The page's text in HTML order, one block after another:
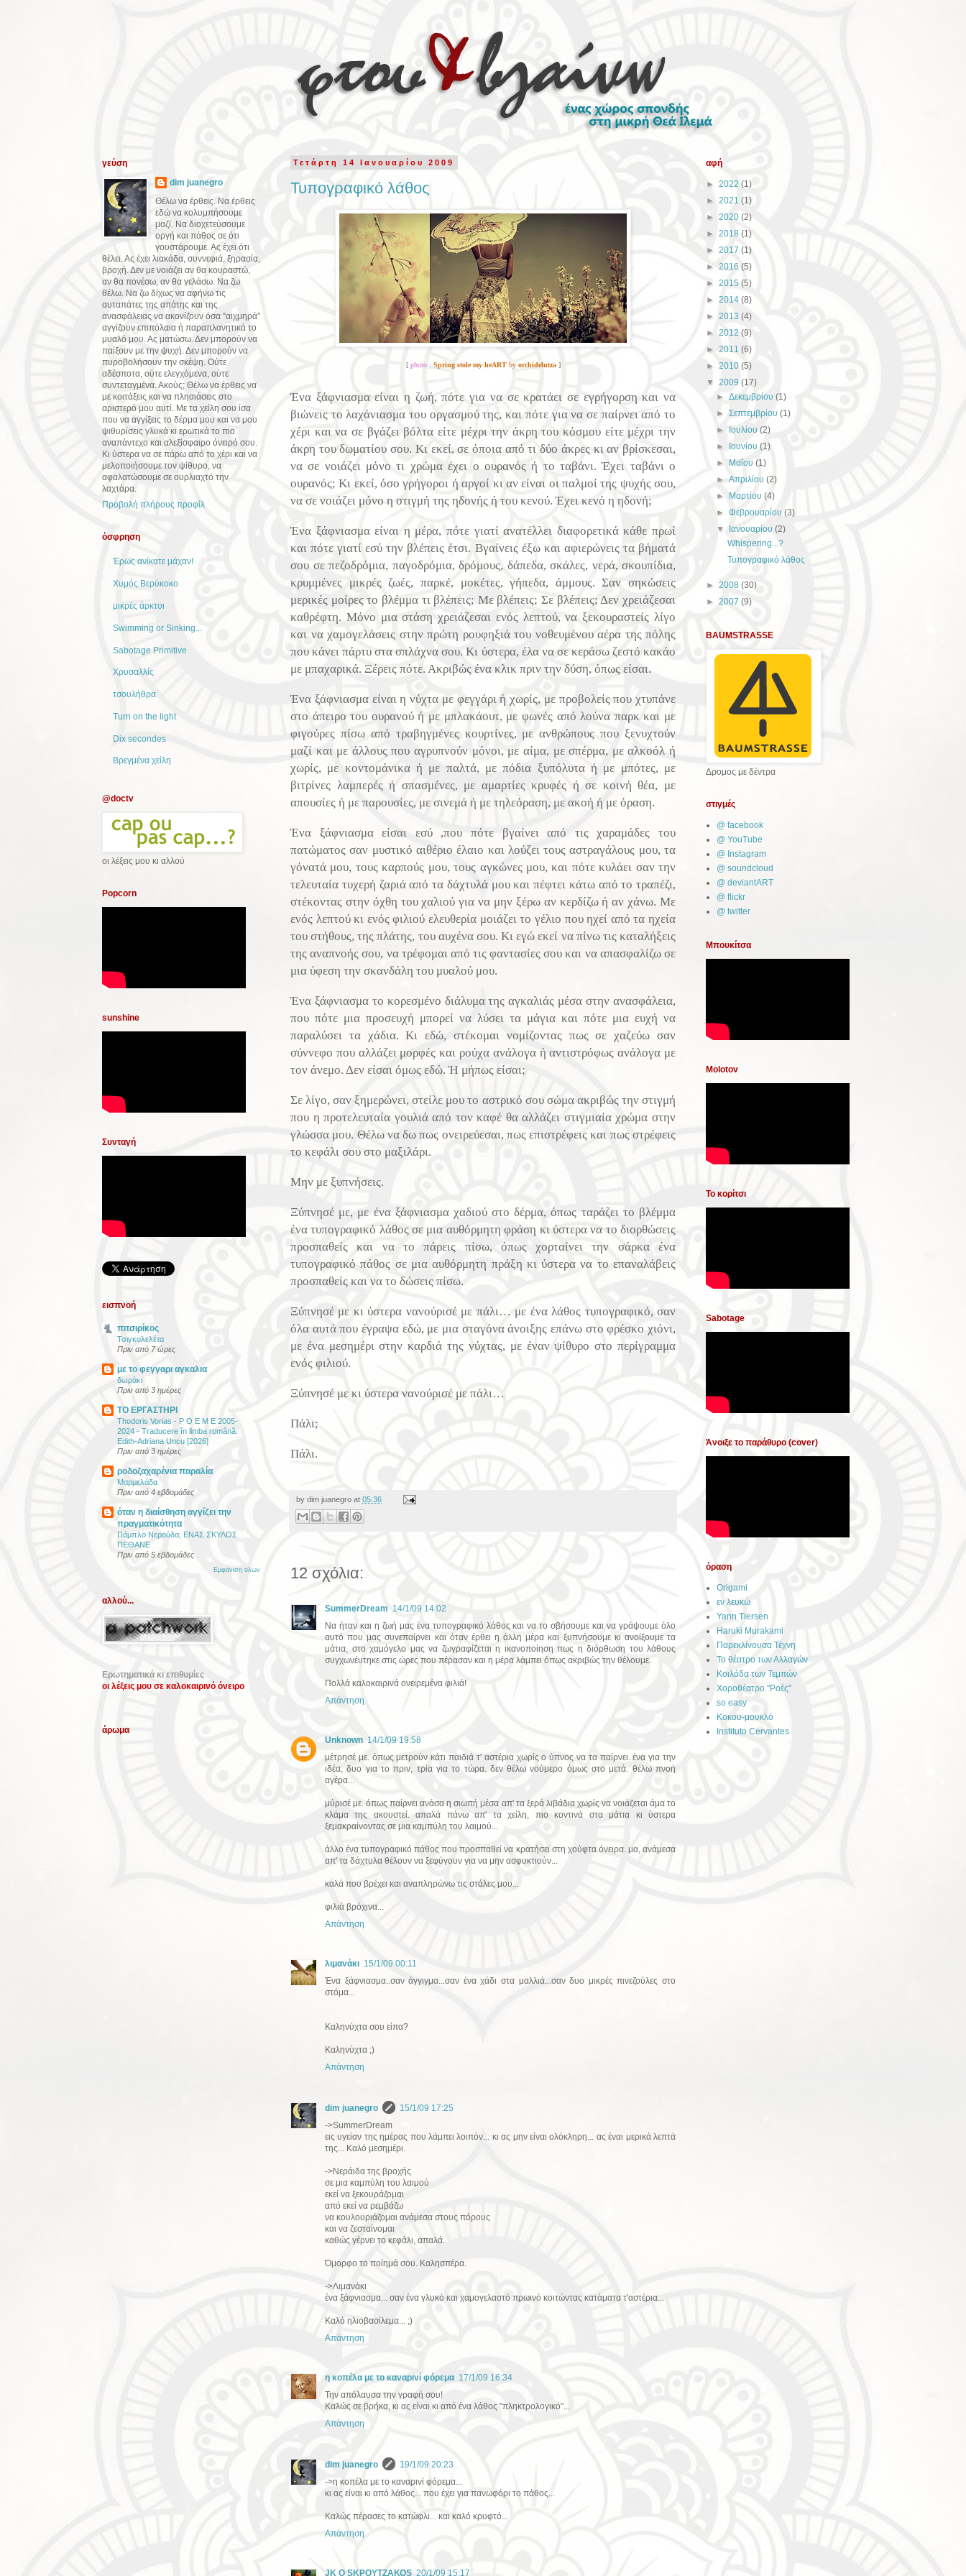
Τετάρτη 14 Ιανουαρίου 2009
Τυπογραφικό λάθος
[ photo: Spring stole my heARTby orchidelutza]
Ένα ξάφνιασμα είναι η ζωή, πότε για να σε κρατάει σε εγρήγορση και να
βιώνεις το λαχάνιασμα του οργασμού της, και πότε για να σε παίρνει από το
χέρι και να σε βγάζει βόλτα είτε μέχρι την άκρη του κόσμου είτε μέχρι την
άκρη του δωματίου σου. Κι εκεί, σε όποια από τι δύο άκρες κι αν βρίσκεσαι,
να σε νοιάζει μόνο τι χρώμα έχει ο ουρανός ή το ταβάνι. Έχει ταβάνι ο
ουρανός; Κι εκεί, όσο γρήγοροι ή αργοί κι αν είναι οι παλμοί της ψυχής σου,
να σε νοιάζει μόνο η στιγμή της ηδονής ή του κενού. Έχει κενό η ηδονή;
Ένα ξάφνιασμα είναι η μέρα, πότε γιατί ανατέλλει διαφορετικά κάθε πρωί
και πότε γιατί εσύ την βλέπεις έτσι. Βγαίνεις έξω και αφιερώνεις τα βήματά
σου σε πεζοδρόμια, παγοδρόμια, δρόμους, δάπεδα, σκάλες, νερά, σκουπίδια,
κρυμμένες μικρές ζωές, παρκέ, μοκέτες, γήπεδα, άμμους. Σαν σηκώσεις
μερικές μοίρες το βλέμμα τι βλέπεις; Με βλέπεις; Σε βλέπεις; Δεν χρειάζεσαι
καθρέφτη. Μόνο μια στάση χρειάζεσαι ενός λεπτού, να ξεκουραστείς λίγο
και να χαμογελάσεις στην πρώτη ρουφηξιά του νοθευμένου αέρα της πόλης
που κάνει πάρτυ στα σπλάχνα σου. Κι ύστερα, έλα να σε κεράσω ζεστό κακάο
με μπαχαρικά. Ξέρεις πότε. Ακριβώς ένα κλικ πριν την δύση, όπως είσαι.
Ένα ξάφνιασμα είναι η νύχτα με φεγγάρι ή χωρίς, με προβολείς που χτυπάνε
στο άπειρο του ουρανού ή με μπλακάουτ, με φωνές από λούνα παρκ και με
φιγούρες πίσω από τραβηγμένες κουρτίνες, με ανθρώπους που ξενυχτούν
μαζί και με άλλους που αγρυπνούν μόνοι, με αίμα, με σπέρμα, με αλκοόλ ή
χωρίς, με κοντομάνικα ή με παλτά, με πόδια ξυπόλυτα ή με μπότες, με
βιτρίνες λαμπερές ή σπασμένες, με αμαρτίες κρυφές ή σε κοινή θέα, με
απουσίες ή με παρουσίες, με σινεμά ή με τηλεόραση, με ακοή ή με όραση.
Ένα ξάφνιασμα είσαι εσύ ,που πότε βγαίνει από τις χαραμάδες του
πατώματος σαν μυστικό αιθέριο έλαιο και λούζει τους αστραγάλους μου, τα
γόνατά μου, τους καρπούς μου, τους αγκώνες μου, και πότε κυλάει σαν την
τελευταία τυχερή ζαριά από τα δάχτυλά μου και πέφτει κάτω από το τραπέζι,
στέκοντας στην όχθη του χαλιού για να μην ξέρω αν κερδίζω ή αν χάνω. Με
ενός λεπτού κι ενός φιλιού ελευθερία μοιάζει το γέλιο που ηχεί από τα ηχεία
του στήθους, της πλάτης, του αυχένα σου. Κι εγώ εκεί να πίνω τις καταλήξεις
της αναπνοής σου, να τρέφομαι από τις φαντασίες σου και να απασφαλίζω σε
μια ύφεση την σκανδάλη του μυαλού μου.
Ένα ξάφνιασμα το κορεσμένο διάλυμα της αγκαλιάς μέσα στην ανασφάλεια,
που πότε μια προσευχή μπορεί να λύσει τα μάγια και πότε μια ευχή να
παραλύσει τα χάδια. Κι εδώ, στέκομαι νομίζοντας πως σε χαζεύω σαν
σύννεφο που αλλάζει μορφές και ρούχα ανάλογα ή αντιστρόφως ανάλογα με
τον άνεμο. Δεν είσαι όμως εδώ. Ή μήπως είσαι;
Σε λίγο, σαν ξημερώνει, στείλε μου το αστρικό σου σώμα ακριβώς την στιγμή
που η προτελευταία γουλιά από τον καφέ θα αλλάζει στιγμιαία χρώμα στην
γλώσσα μου. Θέλω να δω πως ονειρεύεσαι, πως επιστρέφεις και πως στρέφεις
το κεφάλι σου στο μαξιλάρι.
Μην με ξυπνήσεις.
Ξύπνησέ με, με ένα ξάφνιασμα χαδιού στο δέρμα, όπως ταράζει το βλέμμα
ένα τυπογραφικό λάθος σε μια αυθόρμητη φράση κι ύστερα να το διορθώσεις
προσπαθείς και να το πάρεις πίσω, όπως χορταίνει την σάρκα ένα
τυπογραφικό πάθος σε μια αυθόρμητη πράξη κι ύστερα να το επαναλάβεις
προσπαθείς και να το δώσεις πίσω.
Ξύπνησέ με κι ύστερα νανούρισέ με πάλι… με ένα λάθος τυπογραφικό, σαν
όλα αυτά που έγραψα εδώ, με μια σταγόνα άνοιξης επάνω στο φρέσκο χιόνι,
με ένα μεσημέρι στην καρδιά της νύχτας, με έναν ψίθυρο στο περίγραμμα
ενός φιλιού.
Ξύπνησέ με κι ύστερα νανούρισέ με πάλι…
Πάλι;
Πάλι.
by dim juanegro at 05:36
12 σχόλια:
SummerDream 14/1/09 14:02
Να ήταν και η ζωή μας ένα τυπογραφικό λάθος και να το σβήσουμε και να γράψουμε όλο
αυτό που μας συνεπαίρνει και όταν έρθει η άλλη μέρα και ξυπνήσουμε κι ανοίξουμε τα
μάτια, στο χαμόγελο μας να ζωγραφίζεται η ικανοποίηση πως η διόρθωση του λάθους
συγχωνέυτηκε στις ώρες που πέρασαν και η μέρα λάμπει όπως ακριβώς την θέλουμε.
Πολλά καλοκαιρινά ονειρεμένα φιλιά!
Απάντηση
Unknown 14/1/09 19:58
μέτρησέ με. όπως μετρούν κάτι παιδιά τ' αστέρια χωρίς ο ύπνος να τα παίρνει. ένα για την
ιδέα, δυο για το πριν, τρία για το τώρα. δεν θέλω νούμερο όμως στο μετά. θέλω πνοή
αγέρα...
μύρισέ με. όπως παίρνει ανάσα η σιωπή μέσα απ' τα ξερά λιβάδια χωρίς να νοιάζεται άμα το
κλάμα της ακουστεί. απαλά πάνω απ' τα χείλη, πιο κοντινά στα μάτια κι ύστερα
ξεμακραίνοντας σε μια καμπύλη του λαιμού...
άλλο ένα τυπογραφικό πάθος που προσπαθεί να κρατήσει στη χούφτα όνειρα. μα, ανάμεσα
απ' τα δάχτυλα θέλουν να ξεφύγουν για να μην ασφυκτιούν...
καλά που βρέχει και αναπληρώνω τις στάλες μου...
φιλιά βρόχινα...
Απάντηση
λιμανάκι 15/1/09 00:11
Ένα ξάφνιασμα..σαν άγγιγμα...σαν ένα χάδι στα μαλλιά...σαν δυο μικρές πινεζούλες στο
στόμα...
Καληνύχτα σου είπα?
Καληνύχτα ;)
Απάντηση
dim juanegro
15/1/09 17:25
->SummerDream
εις υγείαν της ημέρας που λάμπει λοιπόν... κι ας μην είναι ολόκληρη... ας έναι μερικά λεπτά
της... Καλό μεσημέρι.
->Νεράιδα της βροχής
σε μια καμπύλη του λαιμού
εκεί να ξεκουράζομαι
από εκεί να ρεμβάζω
να κουλουριάζομαι ανάμεσα στους πόρους
και να ζεσταίνομαι
καθώς γέρνει το κεφάλι, απαλά.
Όμορφο το ποίημά σου. Καλησπέρα.
->Λιμανάκι
ένα ξάφνιασμα... σαν ένα γλυκό και χαμογελαστό πρωινό κοιτώντας κατάματα τ'αστέρια...
Καλό ηλιοβασίλεμα... ;)
Απάντηση
η κοπέλα με το καναρινί φόρεμα 17/1/09 16:34
Την απόλαυσα την γραφή σου!
Καλώς σε βρήκα, κι ας είναι κι από ένα λάθος "πληκτρολογικό"...
Απάντηση
dim juanegro
19/1/09 20:23
->η κοπέλα με το καναρινί φόρεμα...
κι ας είναι κι από λάθος... που έχει για πανωφόρι το πάθος...
Καλώς πέρασες το κατώφλι... και καλό κρυφτό...
Απάντηση
JK O SΚΡΟΥΤΖΑΚΟS 20/1/09 15:17
γεύση
dim juanegro
Θέλω να έρθεις. Να έρθεις
εδώ να κολυμπήσουμε
μαζί. Να διοχετεύσουμε
οργή και πάθος σε ότι
γουστάρουμε. Ας έχει ότι
θέλει. Ας έχει λιακάδα, συννεφιά, ξηρασία,
βροχή. Δεν με νοιάζει αν θα κουραστώ,
αν θα πονέσω, αν θα γελάσω. Να ζω
θέλω. Να ζω δίχως να αφήνω τις
αυταπάτες της απάτης και της
ανασφάλειας να ακονίζουν όσα “αιχμηρά”
αγγίζουν επιπόλαια ή παραπλανητικά το
μυαλό μου. Ας ματώσω. Δεν μπορούν να
παίξουν με την ψυχή. Δεν μπορούν να
πυροβολήσουν την σκέψη. Ούτε
αδέσποτα, ούτε ελεγχόμενα, ούτε
συντεταγμένα. Ακούς; Θέλω να έρθεις να
με κοιτάξεις και να πλησιάσεις στο
αριστερό μου αυτί. Με τα χείλη σου ίσα
που να αγγίξεις το δέρμα μου και να μου
ψιθυρίσεις γλυκά κι ερωτικά το πιο
αναπάντεχο και αλεξίσφαιρο όνειρό σου.
Κι ύστερα να σε πάρω από το χέρι και να
μελοποιήσουμε τον ψίθυρο, να
αφαλατώσουμε σε ουρλιαχτό την
λαχτάρα.
Προβολή πλήρους προφίλ
όσφρηση
Έρως ανίκατε μάχαν!
Χυμός Βερύκοκο
μικρές άρκτοι
Swimming or Sinking...
Sabotage Primitive
Χρυσαλλίς
τσουλήθρα
Turn on the light
Dix secondes
Βρεγμένα χείλη
@doctv
οι λέξεις μου κι αλλού
Popcorn
sunshine
Συνταγή
εισπνοή
πιτσιρίκος
Τσιγκολελέτα
Πριν από 7 ώρες
με το φεγγαρι αγκαλια
δωράκι
Πριν από 3 ημέρες
ΤΟ ΕΡΓΑΣΤΗΡΙ
Thodoris Vorias - P O E M E 2005-
2024 - Traducere în limba română:
Edith-Adriana Uncu [2026]
Πριν από 3 ημέρες
ροδοζαχαρένια παραλία
Μαρμελάδα
Πριν από 4 εβδομάδες
όταν η διαίσθηση αγγίζει την
πραγματικότητα
Πάμπλο Νερούδα, ΕΝΑΣ ΣΚΥΛΟΣ
ΠΕΘΑΝΕ
Πριν από 5 εβδομάδες
Εμφάνιση όλων
αλλού...
Ερωτηματικά κι επιθυμίες
οι λέξεις μου σε καλοκαιρινό όνειρο
άρωμα
αφή
► 2022 (1)
► 2021 (1)
► 2020 (2)
► 2018 (1)
► 2017 (1)
► 2016 (5)
► 2015 (5)
► 2014 (8)
► 2013 (4)
► 2012 (9)
► 2011 (6)
► 2010 (5)
▼ 2009 (17)
►Δεκεμβρίου(1)
►Σεπτεμβρίου(1)
►
Ιουλίου(2)
►
Ιουνίου(1)
►
Μαΐου(1)
►Απριλίου(2)
►
Μαρτίου(4)
►Φεβρουαρίου(3)
▼
Ιανουαρίου(2)
Whispering...?
Τυπογραφικό λάθος
► 2008 (30)
► 2007 (9)
BAUMSTRASSE
Δρομος με δέντρα
στιγμές
@ facebook
@ YouTube
@ Instagram
@ soundcloud
@ deviantART
@ flickr
@ twitter
Μπουκίτσα
Molotov
Το κορίτσι
Sabotage
Άνοιξε το παράθυρο (cover)
όραση
Origami
εν λευκώ
Yann Tiersen
Haruki Murakami
Παρεκλίνουσα Τέχνη
Το θέατρο των Αλλαγών
Κοιλάδα των Τεμπών
Χοροθέατρο "Ροές"
so easy
Kοκου-μουκλό
Instituto Cervantes